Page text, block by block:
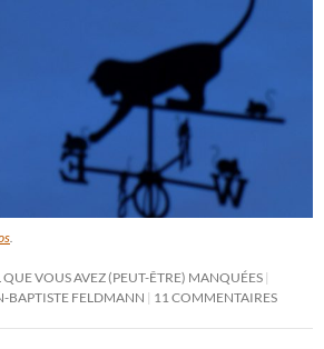
VOUS AVEZ (PEUT-ÊTRE) MANQUÉES
BAPTISTE FELDMANN 11 COMMENTAIRES